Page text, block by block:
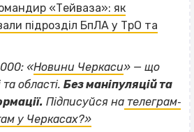
«Тейваза»: як
підрозділ БпЛА у ТрО та
«Новини Черкаси» — що
та області. Без маніпуляцій та
Підписуйся на телеграм‐
у Черкасах?»
ТРИ НУЛІ